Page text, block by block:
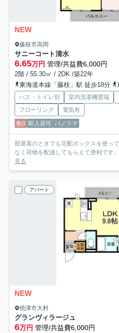
NEW
藤枝市高岡
サニーコート清水
6.65万円 管理/共益費6,000円
2階 / 55.30㎡ / 2DK /築22年
東海道本線「藤枝」駅 徒歩18分
バス・トイレ別 室内洗濯機置場
フローリング
電気有
敷0 即入居可 パノラマ
部屋着のときでも宅配ボックスを使っ
なく荷物を配達してもらえて便利です
見る
アパート
NEW
焼津市大村
グランヴィラージュ
6万円 管理/共益費6,000円